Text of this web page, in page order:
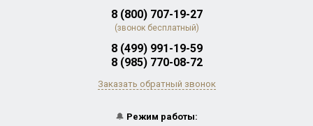
8 (800) 707-19-27
(звонок бесплатный)
8 (499) 991-19-59
8 (985) 770-08-72
Заказать обратный звонок
🔔 Режим работы: